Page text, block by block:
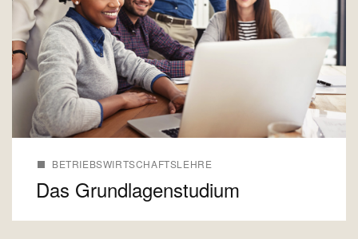
BETRIEBSWIRTSCHAFTSLEHRE
Das Grundlagenstudium